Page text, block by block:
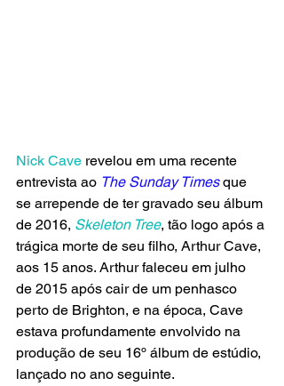
Nick Cave revelou em uma recente
entrevista ao The Sunday Times que
se arrepende de ter gravado seu álbum
de 2016, Skeleton Tree, tão logo após a
trágica morte de seu filho, Arthur Cave,
aos 15 anos. Arthur faleceu em julho
de 2015 após cair de um penhasco
perto de Brighton, e na época, Cave
estava profundamente envolvido na
produção de seu 16º álbum de estúdio,
lançado no ano seguinte.